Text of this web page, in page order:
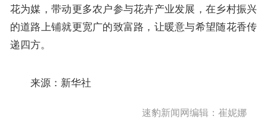
花为媒，带动更多农户参与花卉产业发展，在乡村振兴
的道路上铺就更宽广的致富路，让暖意与希望随花香传
递四方。
来源：新华社
速豹新闻网编辑：崔妮娜